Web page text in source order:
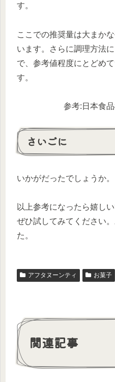
す。
ここでの推奨量は大まか
います。さらに調理方法
で、参考値程度にとどめ
す。
参考:日本食
さいごに
いかがだったでしょうか。
以上参考になったら嬉しい
ぜひ試してみてください
た。
アフタヌーンティ お菓子
関連記事